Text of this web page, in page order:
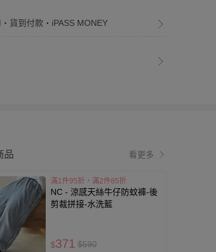
貨到付款・iPASS MONEY
品 看更多
滿1件95折，滿2件85折
NC - 涼感天絲牛仔防蚊褲-後
剪裁拼接-水洗藍
$371 $590